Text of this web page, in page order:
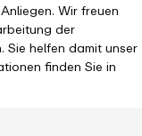
Wir freuen
der
Sie helfen damit unser
finden Sie in